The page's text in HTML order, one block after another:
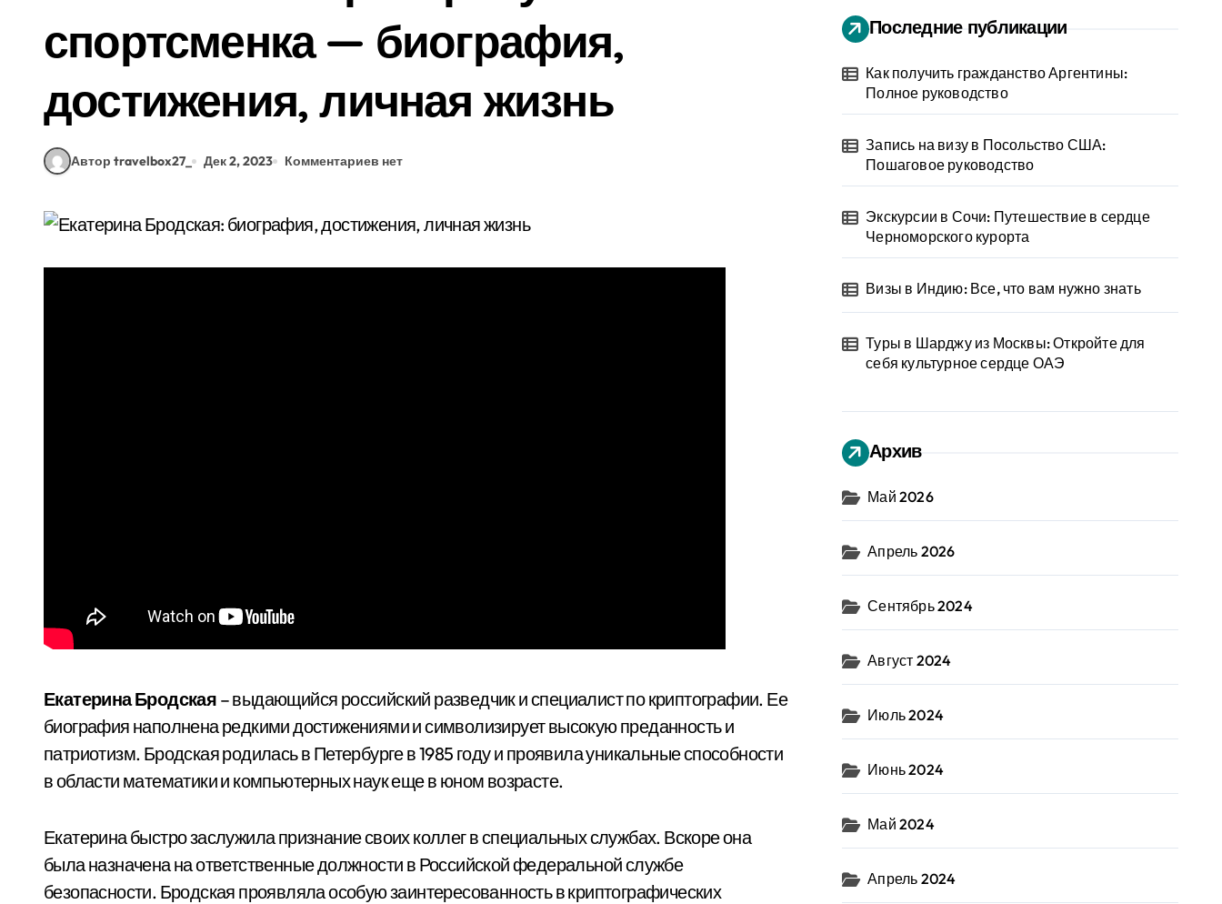
спортсменка — биография,
достижения, личная жизнь
Автор travelbox27_ Дек 2, 2023 Комментариев нет
Екатерина Бродская – выдающийся российский разведчик и специалист по криптографии. Ее
биография наполнена редкими достижениями и символизирует высокую преданность и
патриотизм. Бродская родилась в Петербурге в 1985 году и проявила уникальные способности
в области математики и компьютерных наук еще в юном возрасте.
Екатерина быстро заслужила признание своих коллег в специальных службах. Вскоре она
была назначена на ответственные должности в Российской федеральной службе
безопасности. Бродская проявляла особую заинтересованность в криптографических
Последние публикации
Как получить гражданство Аргентины:
Полное руководство
Запись на визу в Посольство США:
Пошаговое руководство
Экскурсии в Сочи: Путешествие в сердце
Черноморского курорта
Визы в Индию: Все, что вам нужно знать
Туры в Шарджу из Москвы: Откройте для
себя культурное сердце ОАЭ
Архив
Май 2026
Апрель 2026
Сентябрь 2024
Август 2024
Июль 2024
Июнь 2024
Май 2024
Апрель 2024